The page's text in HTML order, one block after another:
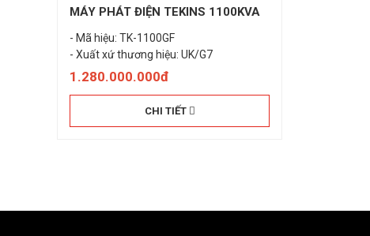
MÁY PHÁT ĐIỆN TEKINS 1100KVA
- Mã hiệu: TK-1100GF
- Xuất xứ thương hiệu: UK/G7
1.280.000.000đ
CHI TIẾT